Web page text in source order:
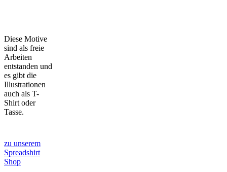
Diese Motive
sind als freie
Arbeiten
entstanden und
es gibt die
Illustrationen
auch als T-
Shirt oder
Tasse.
zu unserem
Spreadshirt
Shop